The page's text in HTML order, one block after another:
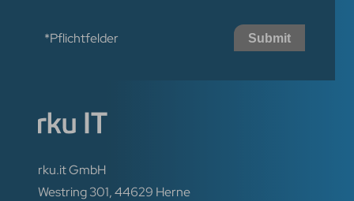
*Pflichtfelder Submit
rku.it GmbH
Westring 301, 44629 Herne